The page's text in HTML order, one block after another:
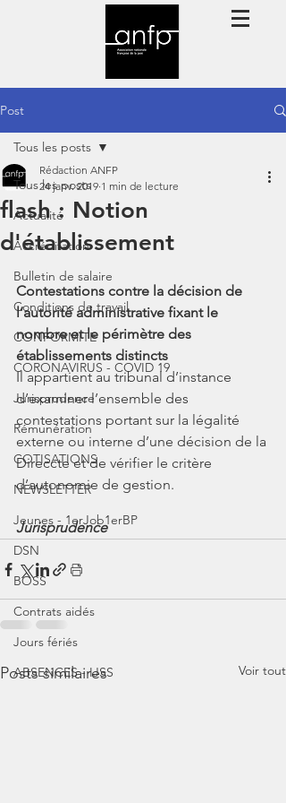
Post
Tous les posts
Actualité
Accréditation
Bulletin de salaire
Conditions de travail
CONFORMITE
CORONAVIRUS - COVID 19
Jurisprudence
Rémunération
COTISATIONS
NEWSLETTER
Jeunes - 1erJob1erBP
DSN
BOSS
Contrats aidés
Jours fériés
ABSENCES - IJSS
Tous les posts
flash : Notion
d'établissement
Rédaction ANFP
24 janv. 2019 1 min de lecture
Contestations contre la décision de
l’autorité administrative fixant le
nombre et le périmètre des
établissements distincts
Il appartient au tribunal d’instance
d’examiner l’ensemble des
contestations portant sur la légalité
externe ou interne d’une décision de la
Direccte et de vérifier le critère
d’autonomie de gestion.
Jurisprudence
Posts similaires Voir tout